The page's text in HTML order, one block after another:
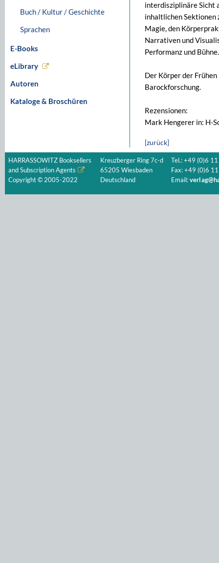
Buch / Kultur / Geschichte
Sprachen
E-Books
eLibrary
Autoren
Kataloge & Broschüren
interdisziplinäre Sicht
inhaltlichen Sektionen
Magie, den
Narrativen und
Performanz und Bühne.
Der Körper der
Barockforschung.
Rezensionen:
Mark Hengerer in: H-
[zurück]
HARRASSOWITZ Booksellers
and Subscription Agents
Copyright © 2005-2022
Kreuzberger Ring 7c-d
65205 Wiesbaden
Deutschland
Tel.: +49 (0)6
Fax: +49 (0)6
Email: